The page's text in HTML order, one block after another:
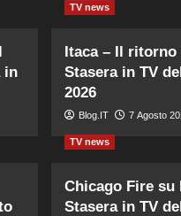
in
TV news
Itaca – Il ritorno
Stasera in TV
2026
Blog.IT 7 Agosto
TV news
Chicago Fire su
Stasera in TV